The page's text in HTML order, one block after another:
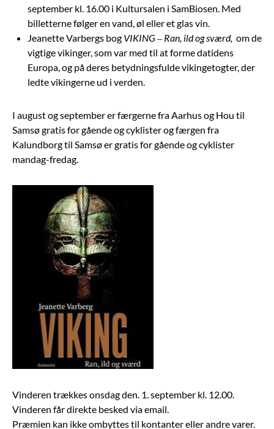
september kl. 16.00 i Kultursalen i SamBiosen. Med
billetterne følger en vand, øl eller et glas vin.
Jeanette Varbergs bog VIKING – Ran, ild og sværd, om de
vigtige vikinger, som var med til at forme datidens
Europa, og på deres betydningsfulde vikingetogter, der
ledte vikingerne ud i verden.
I august og september er færgerne fra Aarhus og Hou til
Samsø gratis for gående og cyklister og færgen fra
Kalundborg til Samsø er gratis for gående og cyklister
mandag-fredag.
Vinderen trækkes onsdag den. 1. september kl. 12.00.
Vinderen får direkte besked via email.
Præmien kan ikke ombyttes til kontanter eller andre varer.